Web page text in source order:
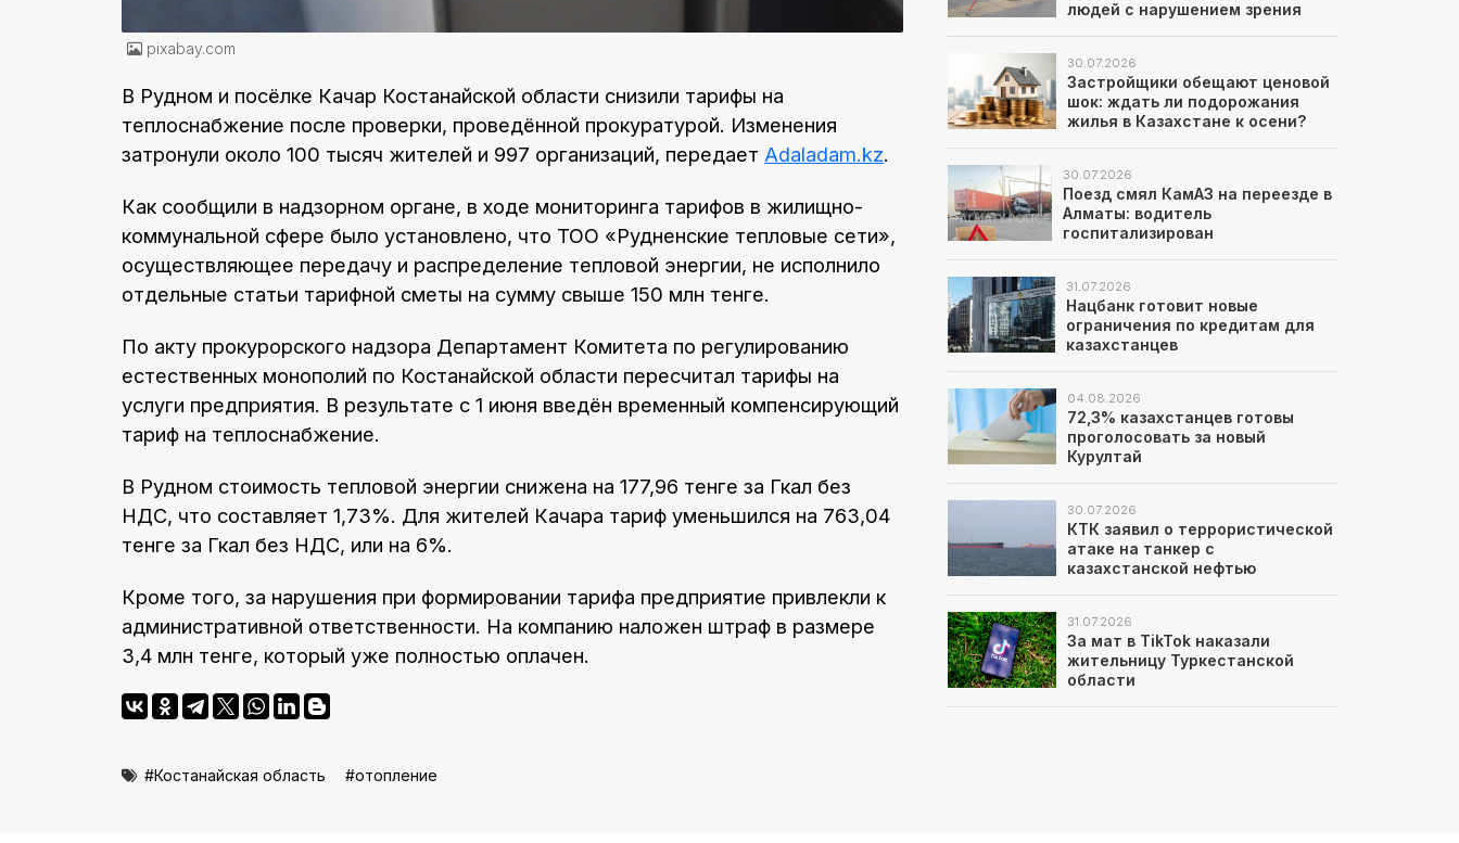
pixabay.com
В Рудном и посёлке Качар Костанайской области снизили тарифы на
теплоснабжение после проверки, проведённой прокуратурой. Изменения
затронули около 100 тысяч жителей и 997 организаций, передает Adaladam.kz.
Как сообщили в надзорном органе, в ходе мониторинга тарифов в жилищно-
коммунальной сфере было установлено, что ТОО «Рудненские тепловые сети»,
осуществляющее передачу и распределение тепловой энергии, не исполнило
отдельные статьи тарифной сметы на сумму свыше 150 млн тенге.
По акту прокурорского надзора Департамент Комитета по регулированию
естественных монополий по Костанайской области пересчитал тарифы на
услуги предприятия. В результате с 1 июня введён временный компенсирующий
тариф на теплоснабжение.
В Рудном стоимость тепловой энергии снижена на 177,96 тенге за Гкал без
НДС, что составляет 1,73%. Для жителей Качара тариф уменьшился на 763,04
тенге за Гкал без НДС, или на 6%.
Кроме того, за нарушения при формировании тарифа предприятие привлекли к
административной ответственности. На компанию наложен штраф в размере
3,4 млн тенге, который уже полностью оплачен.
Костанайская область отопление
людей с нарушением зрения
30.07.2026
Застройщики обещают ценовой
шок: ждать ли подорожания
жилья в Казахстане к осени?
30.07.2026
Поезд смял КамАЗ на переезде в
Алматы: водитель
госпитализирован
31.07.2026
Нацбанк готовит новые
ограничения по кредитам для
казахстанцев
04.08.2026
72,3% казахстанцев готовы
проголосовать за новый
Курултай
30.07.2026
КТК заявил о террористической
атаке на танкер с
казахстанской нефтью
31.07.2026
За мат в TikTok наказали
жительницу Туркестанской
области